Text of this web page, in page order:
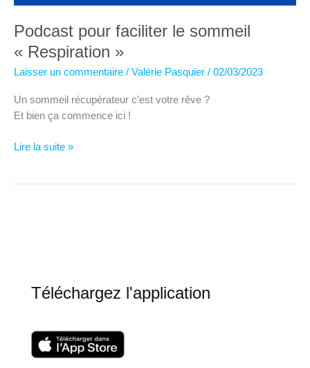
Podcast pour faciliter le sommeil
« Respiration »
Laisser un commentaire / Valérie Pasquier / 02/03/2023
Un sommeil récupérateur c’est votre rêve ?
Et bien ça commence ici !
Podcast
Lire la suite »
Téléchargez l'application